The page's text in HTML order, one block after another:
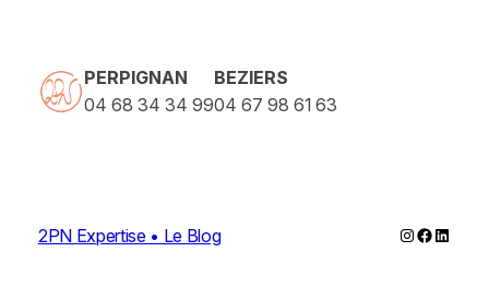
PERPIGNAN
04 68 34 34 99
BEZIERS
04 67 98 61 63
2PN Expertise • Le Blog Instagram